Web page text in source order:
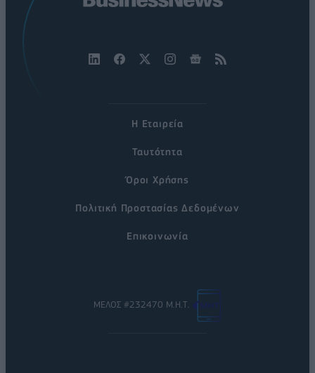
Η Εταιρεία
Ταυτότητα
Όροι Χρήσης
Πολιτική Προστασίας Δεδομένων
Επικοινωνία
ΜΕΛΟΣ #232470 Μ.Η.Τ.